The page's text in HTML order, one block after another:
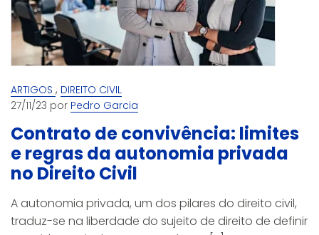
ARTIGOS , DIREITO CIVIL
27/11/23 por Pedro Garcia
Contrato de convivência: limites
e regras da autonomia privada
no Direito Civil
A autonomia privada, um dos pilares do direito civil,
traduz-se na liberdade do sujeito de direito de definir